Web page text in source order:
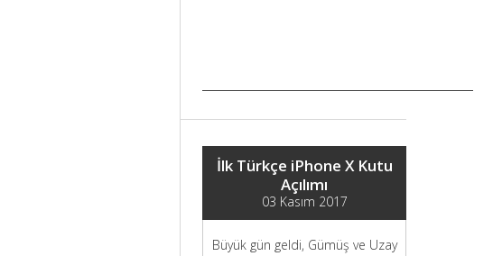
İlk Türkçe iPhone X Kutu
Açılımı
03 Kasım 2017
Büyük gün geldi, Gümüş ve Uzay